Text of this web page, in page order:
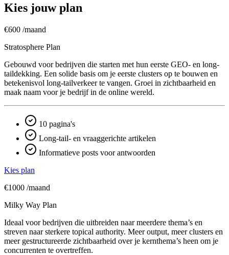
Kies jouw plan
€600 /maand
Stratosphere Plan
Gebouwd voor bedrijven die starten met hun eerste GEO- en long-
taildekking. Een solide basis om je eerste clusters op te bouwen en
betekenisvol long-tailverkeer te vangen. Groei in zichtbaarheid en
maak naam voor je bedrijf in de online wereld.
10 pagina's
Long-tail- en vraaggerichte artikelen
Informatieve posts voor antwoorden
Kies plan
€1000 /maand
Milky Way Plan
Ideaal voor bedrijven die uitbreiden naar meerdere thema’s en
streven naar sterkere topical authority. Meer output, meer clusters en
meer gestructureerde zichtbaarheid over je kern­thema’s heen om je
concurrenten te overtreffen.